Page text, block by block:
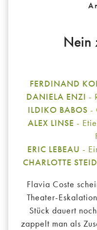
Nein
FERDINAND
DANIELA ENZI -
ILDIKO BABOS -
ALEX LINSE -
ERIC LEBEAU -
CHARLOTTE
Flavia Coste
Theater-
Stück dauert
zappelt man als